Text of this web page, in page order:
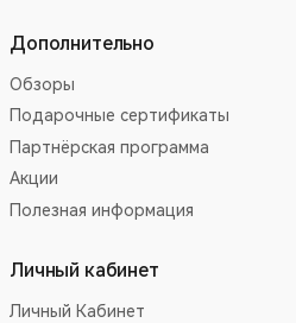
Дополнительно
Обзоры
Подарочные сертификаты
Партнёрская программа
Акции
Полезная информация
Личный кабинет
Личный Кабинет